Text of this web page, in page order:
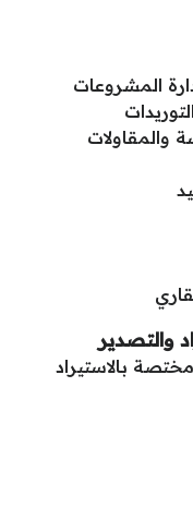
المشروعات
والمقاولات
والتصدير
بالاستيراد